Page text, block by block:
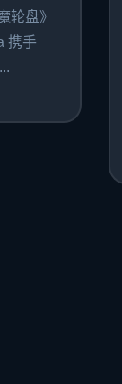
轮盘》
携手